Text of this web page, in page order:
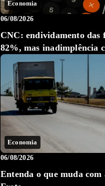
Economia
06/08/2026
CNC: endividamento das
82%, mas inadimplência
Economia
06/08/2026
Entenda o que muda